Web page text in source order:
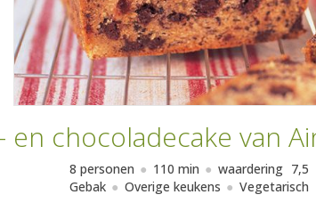
en chocoladecake van
8 personen 110 min waardering 7,5
Gebak
Overige keukens Vegetarisch